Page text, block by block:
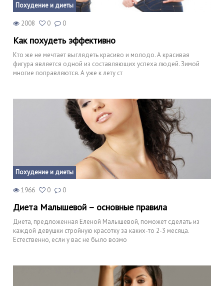
Похудение и диеты
2008 0 0
Как похудеть эффективно
Кто же не мечтает выглядеть красиво и молодо. А красивая
фигура является одной из составляющих успеха людей. Зимой
многие поправляются. А уже к лету ст
Похудение и диеты
1966 0 0
Диета Малышевой – основные правила
Диета, предложенная Еленой Малышевой, поможет сделать из
каждой девушки стройную красотку за каких-то 2-3 месяца.
Естественно, если у вас не было возмо